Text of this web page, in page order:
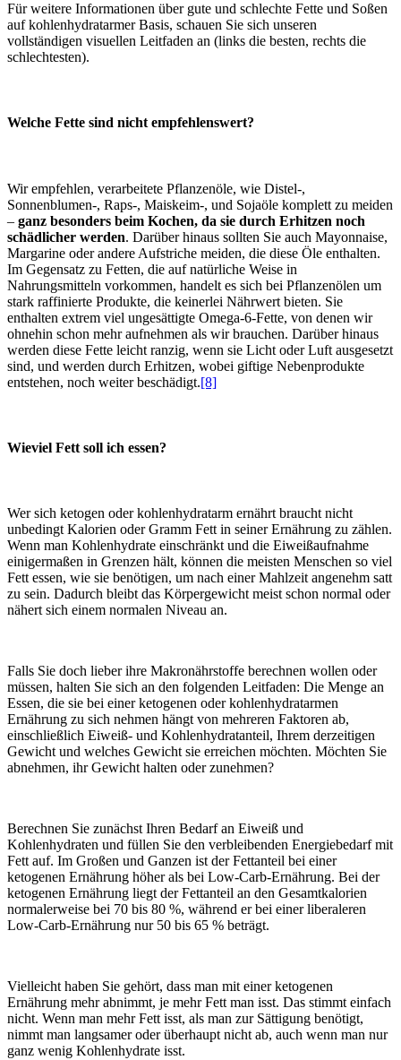
Für weitere Informationen über gute und schlechte Fette und Soßen
auf kohlenhydratarmer Basis, schauen Sie sich unseren
vollständigen visuellen Leitfaden an (links die besten, rechts die
schlechtesten).
Welche Fette sind nicht empfehlenswert?
Wir empfehlen, verarbeitete Pflanzenöle, wie Distel-,
Sonnenblumen-, Raps-, Maiskeim-, und Sojaöle komplett zu meiden
– ganz besonders beim Kochen, da sie durch Erhitzen noch
schädlicher werden. Darüber hinaus sollten Sie auch Mayonnaise,
Margarine oder andere Aufstriche meiden, die diese Öle enthalten.
Im Gegensatz zu Fetten, die auf natürliche Weise in
Nahrungsmitteln vorkommen, handelt es sich bei Pflanzenölen um
stark raffinierte Produkte, die keinerlei Nährwert bieten. Sie
enthalten extrem viel ungesättigte Omega-6-Fette, von denen wir
ohnehin schon mehr aufnehmen als wir brauchen. Darüber hinaus
werden diese Fette leicht ranzig, wenn sie Licht oder Luft ausgesetzt
sind, und werden durch Erhitzen, wobei giftige Nebenprodukte
entstehen, noch weiter beschädigt.[8]
Wieviel Fett soll ich essen?
Wer sich ketogen oder kohlenhydratarm ernährt braucht nicht
unbedingt Kalorien oder Gramm Fett in seiner Ernährung zu zählen.
Wenn man Kohlenhydrate einschränkt und die Eiweißaufnahme
einigermaßen in Grenzen hält, können die meisten Menschen so viel
Fett essen, wie sie benötigen, um nach einer Mahlzeit angenehm satt
zu sein. Dadurch bleibt das Körpergewicht meist schon normal oder
nähert sich einem normalen Niveau an.
Falls Sie doch lieber ihre Makronährstoffe berechnen wollen oder
müssen, halten Sie sich an den folgenden Leitfaden: Die Menge an
Essen, die sie bei einer ketogenen oder kohlenhydratarmen
Ernährung zu sich nehmen hängt von mehreren Faktoren ab,
einschließlich Eiweiß- und Kohlenhydratanteil, Ihrem derzeitigen
Gewicht und welches Gewicht sie erreichen möchten. Möchten Sie
abnehmen, ihr Gewicht halten oder zunehmen?
Berechnen Sie zunächst Ihren Bedarf an Eiweiß und
Kohlenhydraten und füllen Sie den verbleibenden Energiebedarf mit
Fett auf. Im Großen und Ganzen ist der Fettanteil bei einer
ketogenen Ernährung höher als bei Low-Carb-Ernährung. Bei der
ketogenen Ernährung liegt der Fettanteil an den Gesamtkalorien
normalerweise bei 70 bis 80 %, während er bei einer liberaleren
Low-Carb-Ernährung nur 50 bis 65 % beträgt.
Vielleicht haben Sie gehört, dass man mit einer ketogenen
Ernährung mehr abnimmt, je mehr Fett man isst. Das stimmt einfach
nicht. Wenn man mehr Fett isst, als man zur Sättigung benötigt,
nimmt man langsamer oder überhaupt nicht ab, auch wenn man nur
ganz wenig Kohlenhydrate isst.